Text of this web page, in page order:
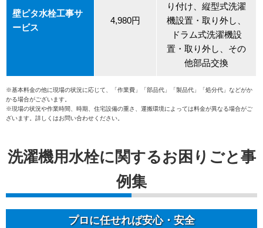
壁ピタ水栓工事サ
ービス
4,980円
り付け、縦型式洗濯
機設置・取り外し、
ドラム式洗濯機設
置・取り外し、その
他部品交換
※基本料金の他に現場の状況に応じて、「作業費」「部品代」「製品代」「処分代」などがか
かる場合がございます。
※現場の状況や作業時間、時期、住宅設備の重さ、運搬環境によっては料金が異なる場合がご
ざいます。詳しくはお問い合わせください。
洗濯機用水栓に関するお困りごと事
例集
プロに任せれば安心・安全